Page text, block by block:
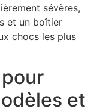
sévères,
et un boîtier
chocs les plus
et